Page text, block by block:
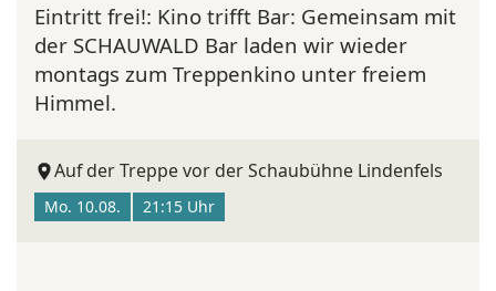
Eintritt frei!: Kino trifft Bar: Gemeinsam mit
der SCHAUWALD Bar laden wir wieder
montags zum Treppenkino unter freiem
Himmel.
Auf der Treppe vor der Schaubühne Lindenfels
Mo. 10.08. 21:15 Uhr